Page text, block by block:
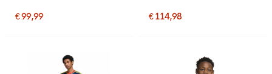
€ 99,99 € 114,98